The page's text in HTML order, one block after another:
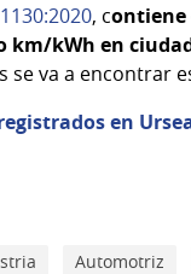
, contiene
kWh en
se va a encontrar
en
Automotriz